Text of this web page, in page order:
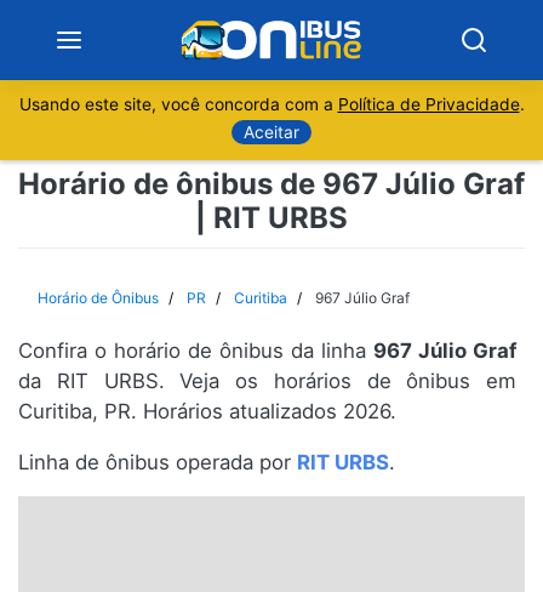
Sobre
Rio de Janeiro
Usando este site, você concorda com a Política de Privacidade.
Aceitar
Horário de ônibus de 967 Júlio Graf
| RIT URBS
Horário de Ônibus PR Curitiba 967 Júlio Graf
Confira o horário de ônibus da linha 967 Júlio Graf
da RIT URBS. Veja os horários de ônibus em
Curitiba, PR. Horários atualizados 2026.
Linha de ônibus operada por RIT URBS.